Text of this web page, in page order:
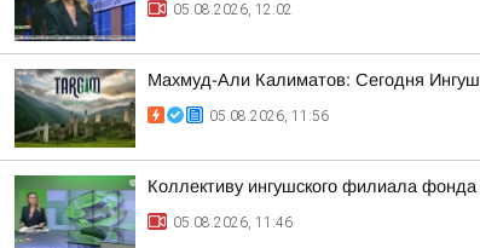
05.08.2026, 12:02
Махмуд-Али Калиматов: Сегодня
05.08.2026, 11:56
Коллективу ингушского филиала
05.08.2026, 11:46